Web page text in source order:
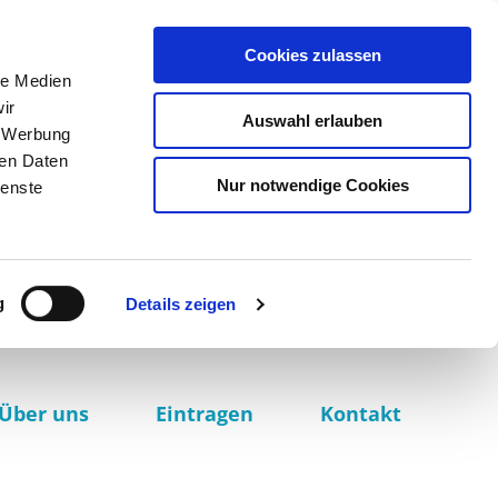
Medien
Daten
Details zeigen
Cookies zulassen
Auswahl erlauben
Nur notwendige Cookies
uns Eintragen Kontakt